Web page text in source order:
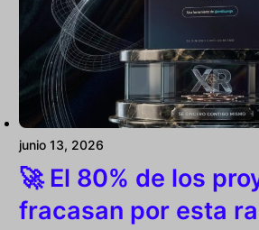
junio 13, 2026
🚀 El 80% de los
fracasan por esta